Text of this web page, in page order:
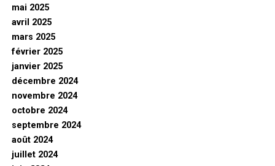
mai 2025
avril 2025
mars 2025
février 2025
janvier 2025
décembre 2024
novembre 2024
octobre 2024
septembre 2024
août 2024
juillet 2024